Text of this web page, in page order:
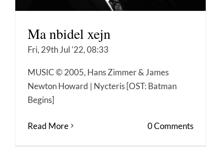
Ma nbidel xejn
Fri, 29th Jul '22, 08:33
MUSIC © 2005, Hans Zimmer & James
Newton Howard | Nycteris [OST: Batman
Begins]
Read More 0 Comments